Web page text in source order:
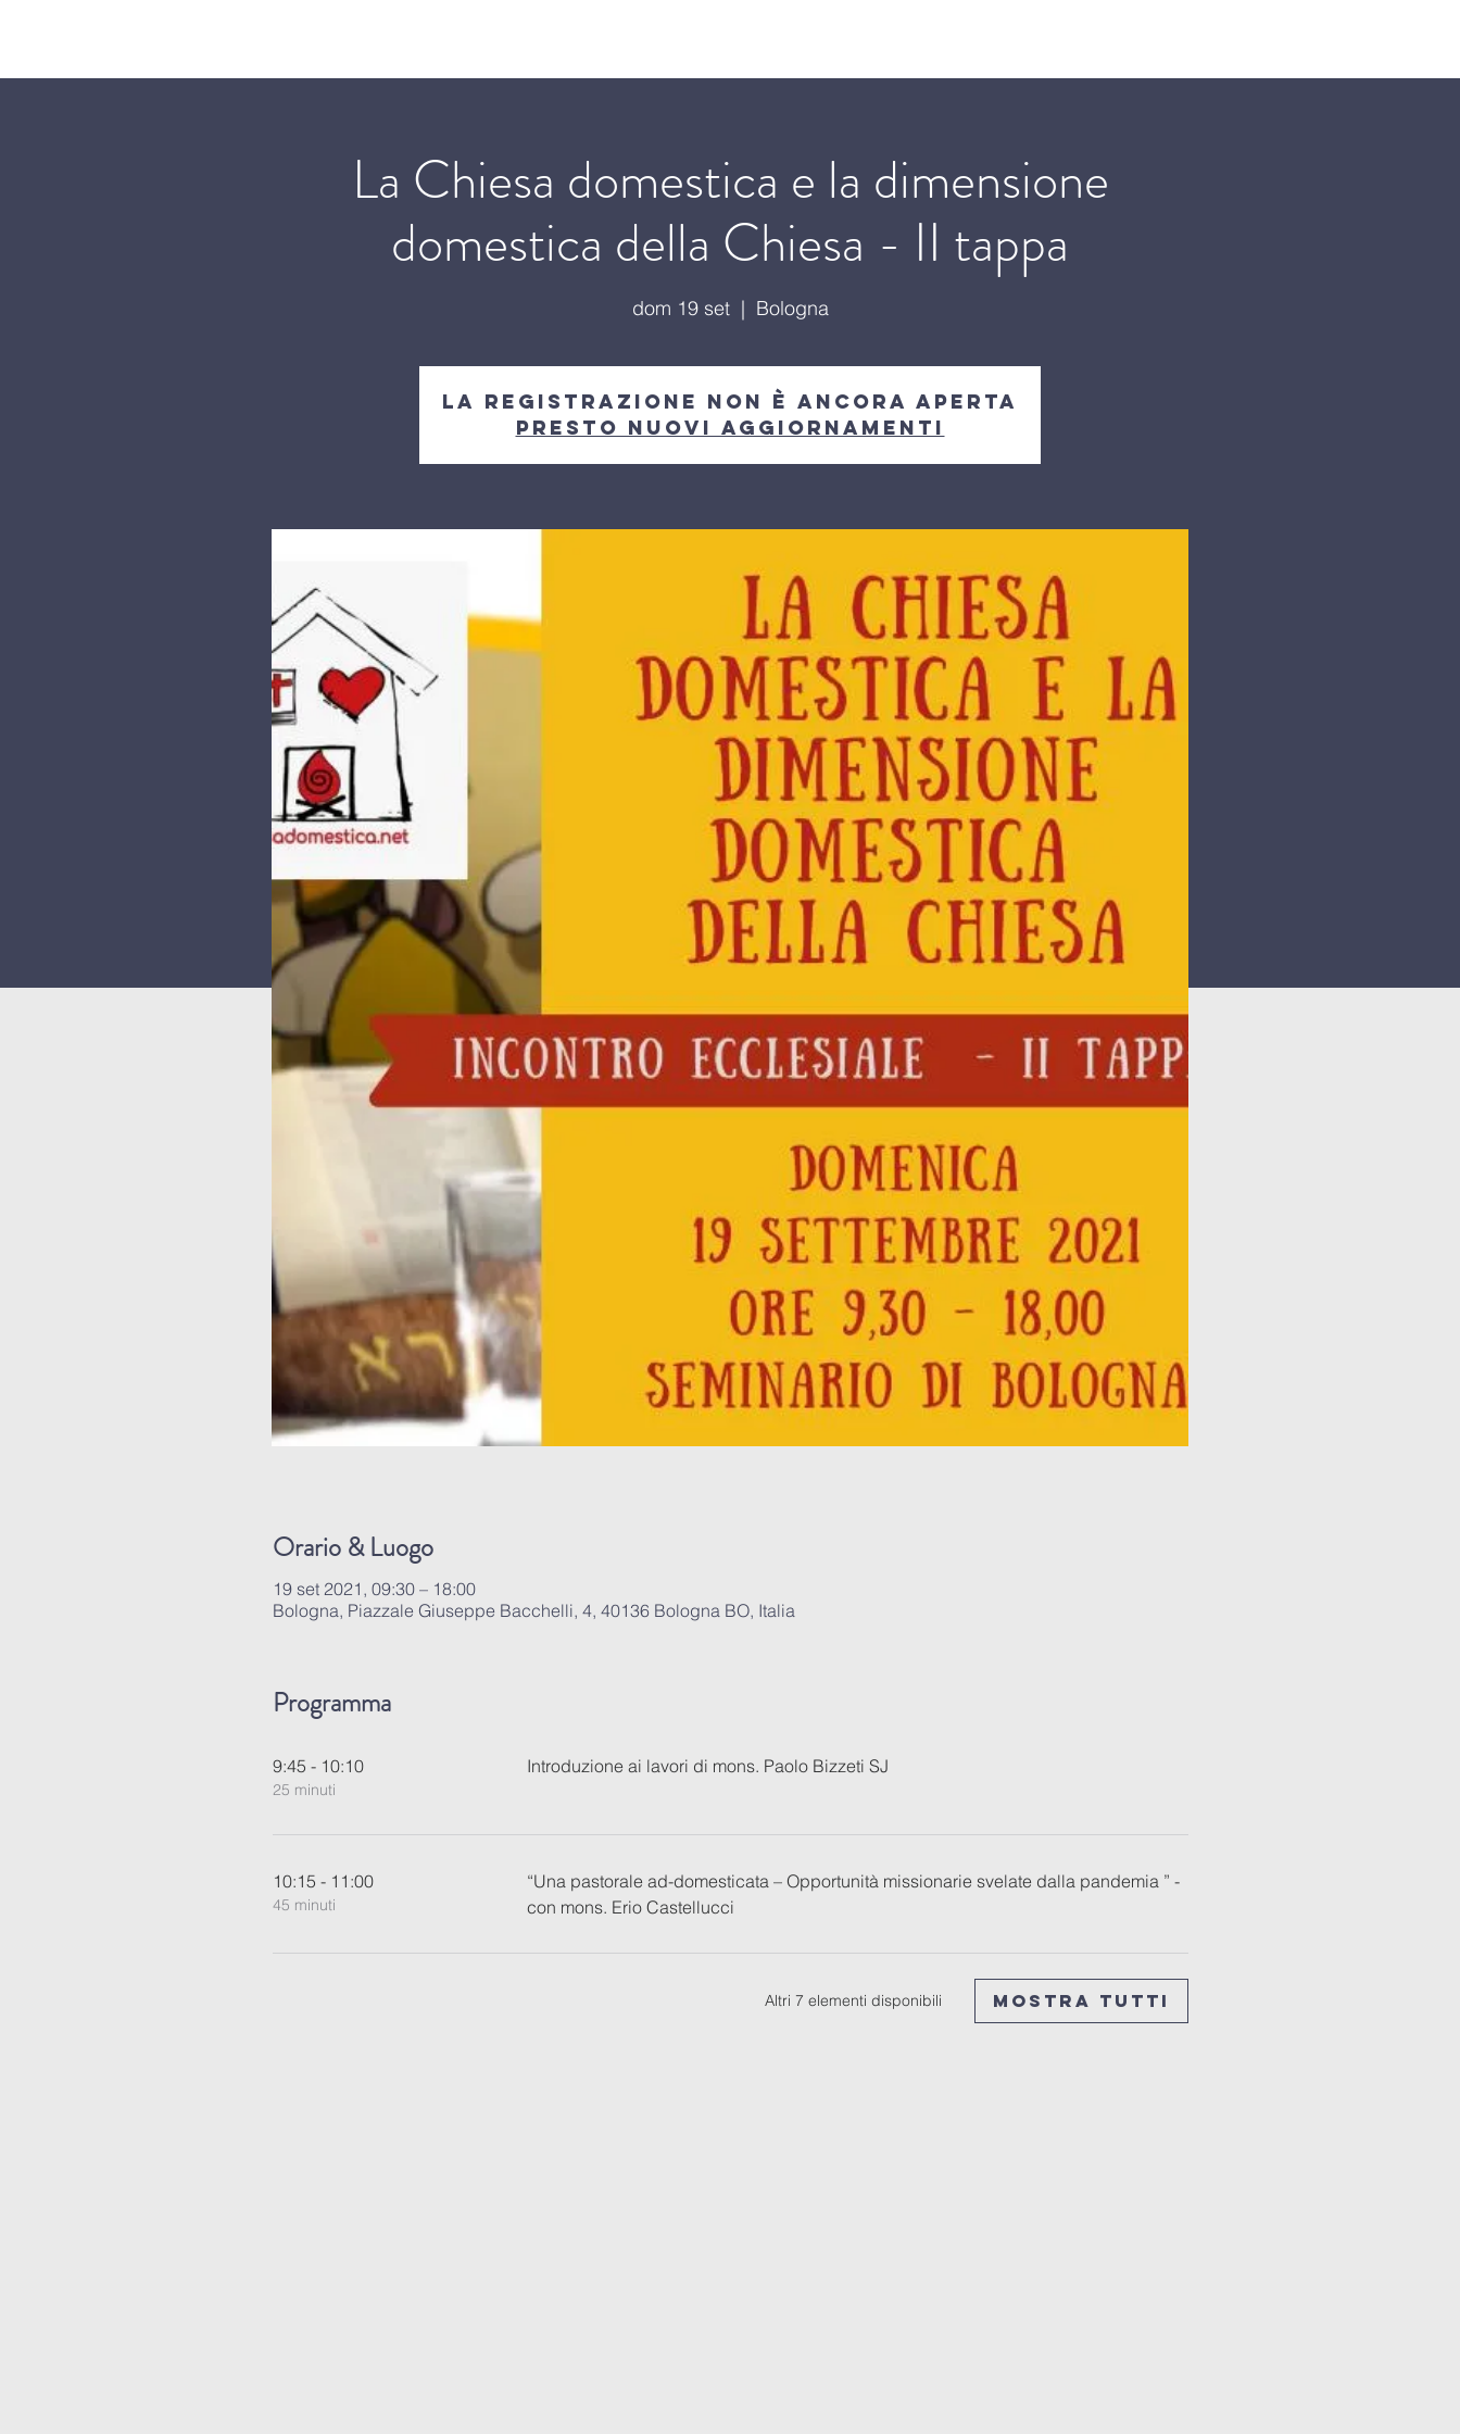
La Chiesa domestica e la dimensione
domestica della Chiesa - II tappa
dom 19 set
  |
Bologna
La registrazione non è ancora aperta
Presto nuovi aggiornamenti
Orario & Luogo
19 set 2021, 09:30 – 18:00
Bologna, Piazzale Giuseppe Bacchelli, 4, 40136 Bologna BO, Italia
Programma
9:45 - 10:10
25 minuti
Introduzione ai lavori di mons. Paolo Bizzeti SJ
10:15 - 11:00
45 minuti
“Una pastorale ad-domesticata – Opportunità missionarie svelate dalla pandemia ” -
con mons. Erio Castellucci
Altri 7 elementi disponibili Mostra tutti